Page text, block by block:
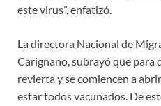
este virus”, enfatizó.
La directora Nacional de
Carignano, subrayó que para
revierta y se comiencen a
estar todos vacunados. De